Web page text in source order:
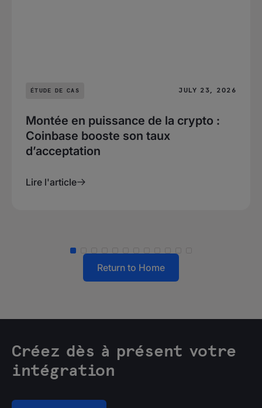
ÉTUDE DE CAS JULY 23, 2026
Montée en puissance de la crypto :
Coinbase booste son taux
d’acceptation
Lire l'article
Return to Home
Créez dès à présent votre
intégration